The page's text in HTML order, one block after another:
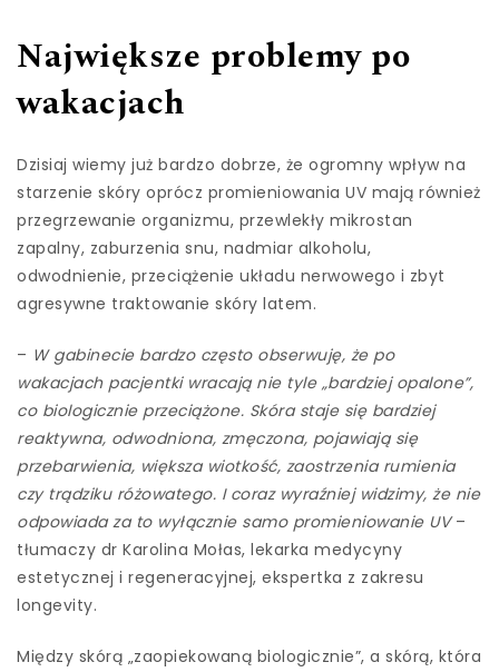
Największe problemy po
wakacjach
Dzisiaj wiemy już bardzo dobrze, że ogromny wpływ na
starzenie skóry oprócz promieniowania UV mają również
przegrzewanie organizmu, przewlekły mikrostan
zapalny, zaburzenia snu, nadmiar alkoholu,
odwodnienie, przeciążenie układu nerwowego i zbyt
agresywne traktowanie skóry latem.
– W gabinecie bardzo często obserwuję, że po
wakacjach pacjentki wracają nie tyle „bardziej opalone”,
co biologicznie przeciążone. Skóra staje się bardziej
reaktywna, odwodniona, zmęczona, pojawiają się
przebarwienia, większa wiotkość, zaostrzenia rumienia
czy trądziku różowatego. I coraz wyraźniej widzimy, że nie
odpowiada za to wyłącznie samo promieniowanie UV–
tłumaczy dr Karolina Mołas, lekarka medycyny
estetycznej i regeneracyjnej, ekspertka z zakresu
longevity.
Między skórą „zaopiekowaną biologicznie”, a skórą, która